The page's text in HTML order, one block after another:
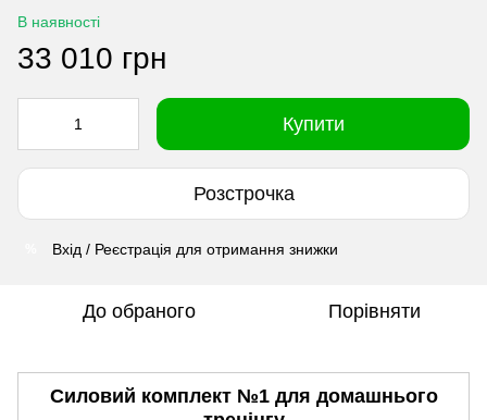
В наявності
33 010 грн
Купити
Розстрочка
Вхід / Реєстрація для отримання знижки
До обраного Порівняти
Силовий комплект №1 для домашнього